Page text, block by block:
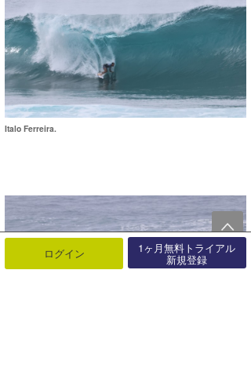
Italo Ferreira.
ログイン 1ヶ月無料トライアル
新規登録